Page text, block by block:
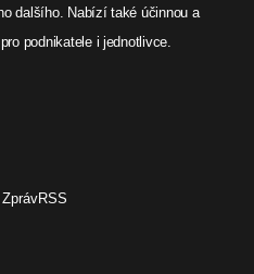
dalšího. Nabízí také účinnou a
pro podnikatele i jednotlivce.
RSS